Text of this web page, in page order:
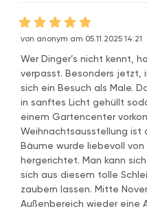
von anonym am 05.11.2025 14:21
Wer Dinger’s nicht kennt,
verpasst. Besonders jetzt,
sich ein Besuch als Male.
in sanftes Licht gehüllt
einem Gartencenter
Weihnachtsausstellung ist
Bäume wurde liebevoll
hergerichtet. Man kann
sich aus diesem tolle
zaubern lassen. Mitte
Außenbereich wieder eine